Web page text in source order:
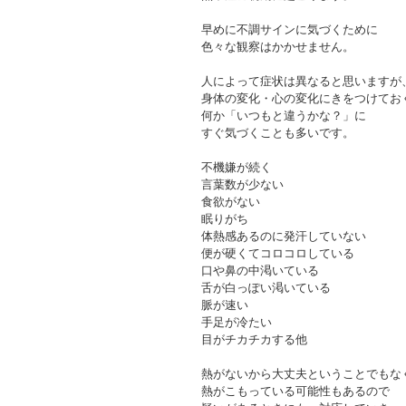
早めに不調サインに気づくために
色々な観察はかかせません。
人によって症状は異なると思いますが、
身体の変化・心の変化にきをつけてお
何か「いつもと違うかな？」に
すぐ気づくことも多いです。
不機嫌が続く
言葉数が少ない
食欲がない
眠りがち
体熱感あるのに発汗していない
便が硬くてコロコロしている
口や鼻の中渇いている
舌が白っぽい渇いている
脈が速い
手足が冷たい
目がチカチカする他
熱がないから大丈夫ということでもな
熱がこもっている可能性もあるので